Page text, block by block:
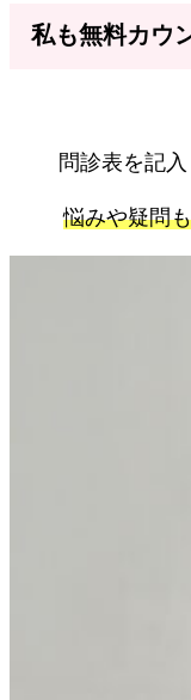
私も無料カウ
問診表を記
悩みや疑問